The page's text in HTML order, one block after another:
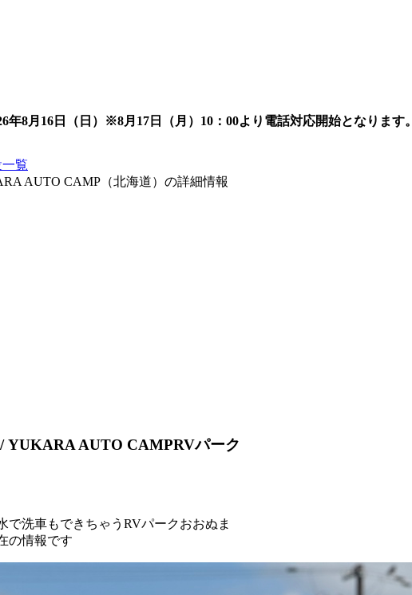
年8月16日（日）※8月17日（月）10：00より電話対応開始となります。
覧
AUTO CAMP（北海道）の詳細情報
YUKARA AUTO CAMPRVパーク
で洗車もできちゃうRVパークおおぬま
の情報です